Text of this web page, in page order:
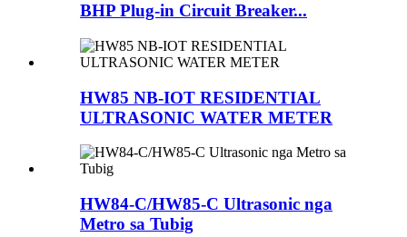
BHP Plug-in Circuit Breaker...
HW85 NB-IOT RESIDENTIAL
ULTRASONIC WATER METER
HW84-C/HW85-C Ultrasonic nga
Metro sa Tubig